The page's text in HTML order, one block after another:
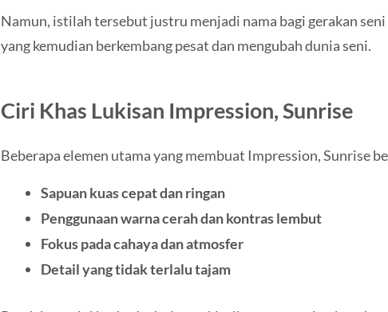
Namun, istilah tersebut justru menjadi nama bagi gerakan
yang kemudian berkembang pesat dan mengubah dunia seni.
Ciri Khas Lukisan Impression, Sunrise
Beberapa elemen utama yang membuat Impression, Sunrise
Sapuan kuas cepat dan ringan
Penggunaan warna cerah dan kontras lembut
Fokus pada cahaya dan atmosfer
Detail yang tidak terlalu tajam